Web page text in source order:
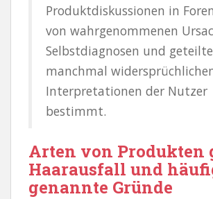
Produktdiskussionen in
von wahrgenommenen
Selbstdiagnosen und
manchmal
Interpretationen der Nutzer
bestimmt.
Arten von Produkten
Haarausfall und
genannte Gründe